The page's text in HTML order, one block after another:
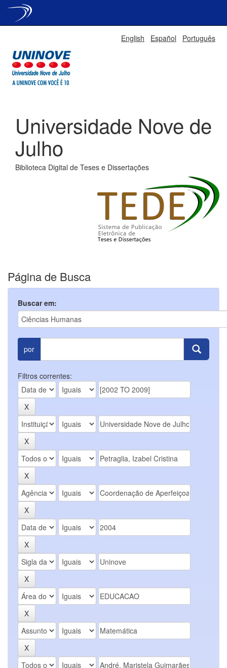
English Español Português
Universidade Nove de
Julho
Biblioteca Digital de Teses e Dissertações
Página de Busca
Buscar em:
por
Filtros correntes: